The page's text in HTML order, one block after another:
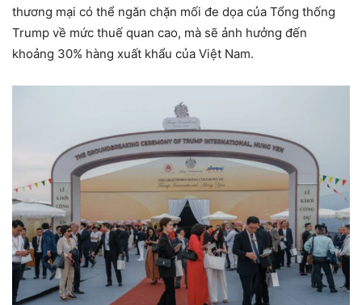
thương mại có thể ngăn chặn mối đe dọa của Tổng thống
Trump về mức thuế quan cao, mà sẽ ảnh hưởng đến
khoảng 30% hàng xuất khẩu của Việt Nam.